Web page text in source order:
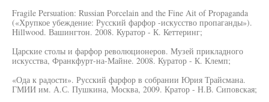
Fragile Persuation: Russian Porcelain and the Fine Ait of Propaganda
(«Хрупкое убеждение: Русский фарфор -искусство пропаганды»).
Hillwood. Вашингтон. 2008. Куратор - К. Кеттеринг;
Царские столы и фарфор революционеров. Музей прикладного
искусства, Франкфурт-на-Майне. 2008. Куратор - К. Клемп;
«Ода к радости». Русский фарфор в собрании Юрия Трайсмана.
ГМИИ им. А.С. Пушкина, Москва, 2009. Кратор - Н.В. Сиповская;